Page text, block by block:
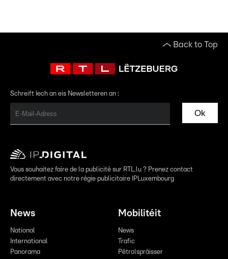
Back to Top
Schreift Iech an eis Newsletteren an :
Ok
Vous souhaitez faire de la publicité sur RTL.lu ? Prenez contact
directement avec notre régie publicitaire IPLuxembourg
News
National
International
Panorama
Mobilitéit
News
Trafic
Pëtrolspräisser